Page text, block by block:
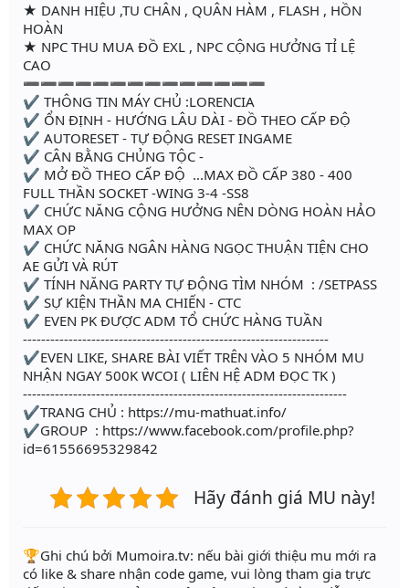
★ DANH HIỆU ,TU CHÂN , QUÂN HÀM , FLASH , HỒN
HOÀN
★ NPC THU MUA ĐỒ EXL , NPC CỘNG HƯỞNG TỈ LỆ
CAO
➖➖➖➖➖➖➖➖➖➖➖➖➖➖
✔ THÔNG TIN MÁY CHỦ :LORENCIA
✔ ỔN ĐỊNH - HƯỚNG LÂU DÀI - ĐỒ THEO CẤP ĐỘ
✔ AUTORESET - TỰ ĐỘNG RESET INGAME
✔ CÂN BẰNG CHỦNG TỘC -
✔ MỞ ĐỒ THEO CẤP ĐỘ ...MAX ĐỒ CẤP 380 - 400
FULL THẦN SOCKET -WING 3-4 -SS8
✔ CHỨC NĂNG CỘNG HƯỞNG NÊN DÒNG HOÀN HẢO
MAX OP
✔ CHỨC NĂNG NGÂN HÀNG NGỌC THUẬN TIỆN CHO
AE GỬI VÀ RÚT
✔ TÍNH NĂNG PARTY TỰ ĐỘNG TÌM NHÓM : /SETPASS
✔ SỰ KIỆN THẦN MA CHIẾN - CTC
✔ EVEN PK ĐƯỢC ADM TỔ CHỨC HÀNG TUẦN
-------------------------------------------------------------------
✔EVEN LIKE, SHARE BÀI VIẾT TRÊN VÀO 5 NHÓM MU
NHẬN NGAY 500K WCOI ( LIÊN HỆ ADM ĐỌC TK )
-----------------------------------------------------------------------
✔TRANG CHỦ : https://mu-mathuat.info/
✔GROUP : https://www.facebook.com/profile.php?
id=61556695329842
Hãy đánh giá MU này!
️🏆Ghi chú bởi Mumoira.tv: nếu bài giới thiệu mu mới ra
có like & share nhận code game, vui lòng tham gia trực